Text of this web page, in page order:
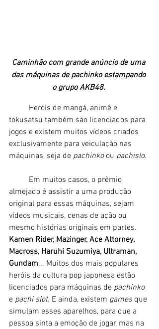
Caminhão com grande anúncio de uma
das máquinas de pachinko estampando
o grupo AKB48.
tokusatsu também são licenciados para
jogos e existem muitos vídeos criados
exclusivamente para veiculação nas
máquinas, seja de pachinko ou pachislo.
almejado é assistir a uma produção
original para essas máquinas, sejam
vídeos musicais, cenas de ação ou
mesmo histórias originais em partes.
Kamen Rider, Mazinger, Ace Attorney,
Macross, Haruhi Suzumiya, Ultraman,
Gundam... Muitos dos mais populares
heróis da cultura pop japonesa estão
licenciados para máquinas de pachinko
e pachi slot. E ainda, existem games que
simulam esses aparelhos, para que a
pessoa sinta a emoção de jogar, mas na